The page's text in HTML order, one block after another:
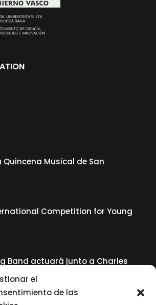
el
de las
Quincena Musical de San
Competition for Young
Band actuará junto a Charles
Jazzaldia